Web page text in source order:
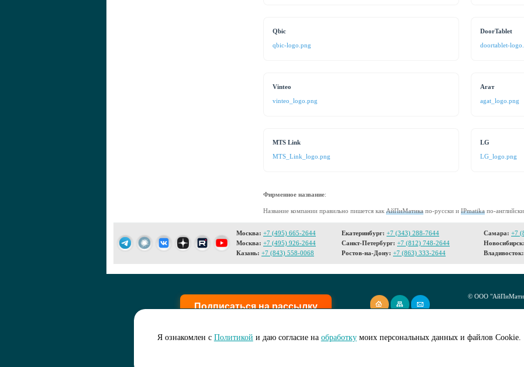
Qbic
qbic-logo.png
DoorTablet
doortablet-
Vinteo
vinteo_logo.png
Агат
agat_logo.png
MTS Link
MTS_Link_logo.png
LG
LG_logo.png
Фирменное название:
Название компании правильно пишется как АйПиМатика по-русски и IPmatika по-
Москва: +7 (495) 665-2644
Москва: +7 (495) 926-2644
Казань: +7 (843) 558-0068
Екатеринбург: +7 (343) 288-7644
Санкт-Петербург: +7 (812) 748-2644
Ростов-на-Дону: +7 (863) 333-2644
Самара: +7
Владивосток:
Подписаться на рассылку
© ООО
Я ознакомлен с Политикой и даю согласие на обработкумоих персональных данных и файлов Cookie.